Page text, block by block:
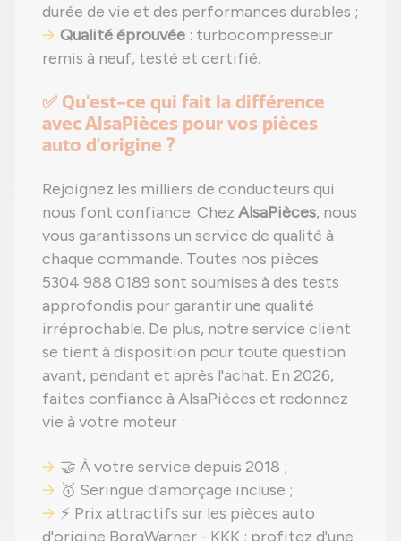
durée de vie et des performances durables ;
Qualité éprouvée : turbocompresseur
remis à neuf, testé et certifié.
✅ Qu'est-ce qui fait la différence
avec AlsaPièces pour vos pièces
auto d'origine ?
Rejoignez les milliers de conducteurs qui
nous font confiance. Chez AlsaPièces, nous
vous garantissons un service de qualité à
chaque commande. Toutes nos pièces
5304 988 0189 sont soumises à des tests
approfondis pour garantir une qualité
irréprochable. De plus, notre service client
se tient à disposition pour toute question
avant, pendant et après l'achat. En 2026,
faites confiance à AlsaPièces et redonnez
vie à votre moteur :
🤝 À votre service depuis 2018 ;
🥇 Seringue d'amorçage incluse ;
⚡ Prix attractifs sur les pièces auto
d'origine BorgWarner - KKK : profitez d'une